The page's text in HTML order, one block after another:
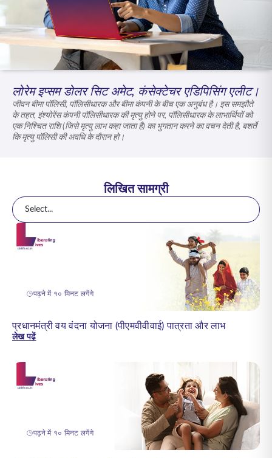
ENGLISH
ऑनलाइन खरीदें प्रीमियम भुगतान करें
1800 267 9090
लोरेम इप्सम डोलर सिट अमेट, कंसेक्टेचर एडिपिसिंग एलीट।
जीवन बीमा पॉलिसी, पॉलिसीधारक और बीमा कंपनी के बीच एक अनुबंध है। इस समझौते
के तहत, इंश्योरेंस कंपनी पॉलिसीधारक की मृत्यु होने पर, पॉलिसीधारक के लाभार्थियों को
एक निश्चित राशि (जिसे मृत्यु लाभ कहा जाता है) का भुगतान करने का वचन देती है, बशर्ते
कि मृत्यु पॉलिसी की अवधि के दौरान हो।
लिखित सामग्री
Select...
पढ़ने में १० मिनट लगेंगे
प्रधानमंत्री वय वंदना योजना (पीएमवीवीवाई) पात्रता और लाभ
लेख पढ़ें
पढ़ने में १० मिनट लगेंगे